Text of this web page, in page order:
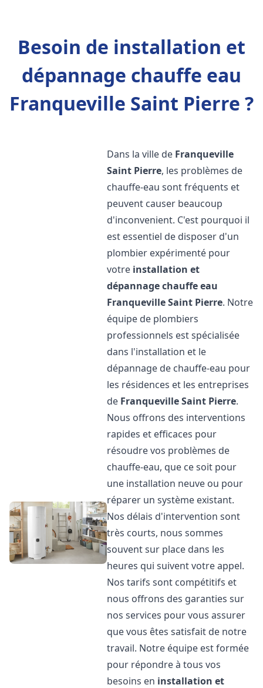
Besoin de installation et
dépannage chauffe eau
Franqueville Saint Pierre ?
Dans la ville de Franqueville
Saint Pierre, les problèmes de
chauffe-eau sont fréquents et
peuvent causer beaucoup
d'inconvenient. C'est pourquoi il
est essentiel de disposer d'un
plombier expérimenté pour
votre installation et
dépannage chauffe eau
Franqueville Saint Pierre. Notre
équipe de plombiers
professionnels est spécialisée
dans l'installation et le
dépannage de chauffe-eau pour
les résidences et les entreprises
de Franqueville Saint Pierre.
Nous offrons des interventions
rapides et efficaces pour
résoudre vos problèmes de
chauffe-eau, que ce soit pour
une installation neuve ou pour
réparer un système existant.
Nos délais d'intervention sont
très courts, nous sommes
souvent sur place dans les
heures qui suivent votre appel.
Nos tarifs sont compétitifs et
nous offrons des garanties sur
nos services pour vous assurer
que vous êtes satisfait de notre
travail. Notre équipe est formée
pour répondre à tous vos
besoins en installation et